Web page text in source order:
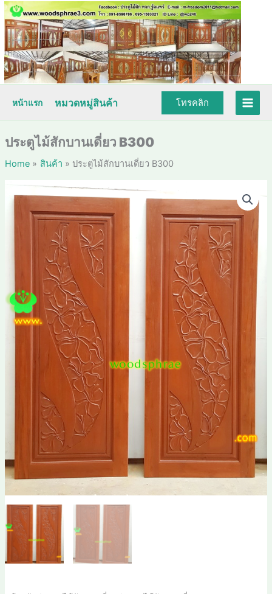
Skip
to
content
หน้าแรก หมวดหมู่สินค้า โทรคลิก
ประตูไม้สักบานเดี่ยว B300
Home สินค้า ประตูไม้สักบานเดี่ยว B300